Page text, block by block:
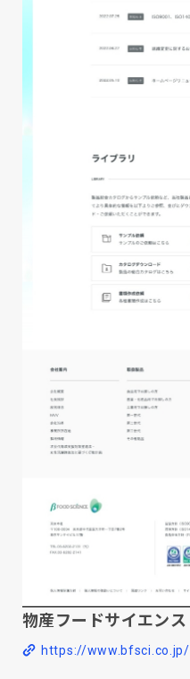
物産フードサイエンス
https://www.bfsci.co.jp/